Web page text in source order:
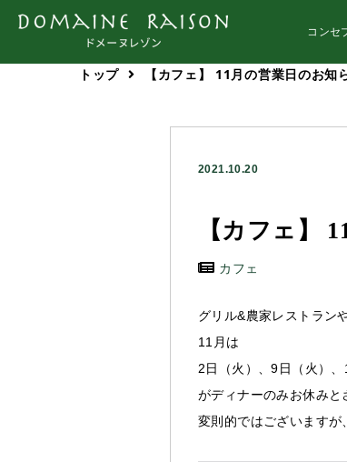
コンセ
トップ 【カフェ】 11月の営業日のお知
2021.10.20
【カフェ】
カフェ
グリル&農家レストラン
11月は
2日（火）、9日（火）
がディナーのみお休みと
変則的ではございますが